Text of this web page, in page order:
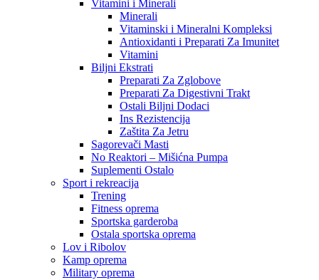
Vitamini i Minerali
Minerali
Vitaminski i Mineralni Kompleksi
Antioxidanti i Preparati Za Imunitet
Vitamini
Biljni Ekstrati
Preparati Za Zglobove
Preparati Za Digestivni Trakt
Ostali Biljni Dodaci
Ins Rezistencija
Zaštita Za Jetru
Sagorevači Masti
No Reaktori – Mišićna Pumpa
Suplementi Ostalo
Sport i rekreacija
Trening
Fitness oprema
Sportska garderoba
Ostala sportska oprema
Lov i Ribolov
Kamp oprema
Military oprema